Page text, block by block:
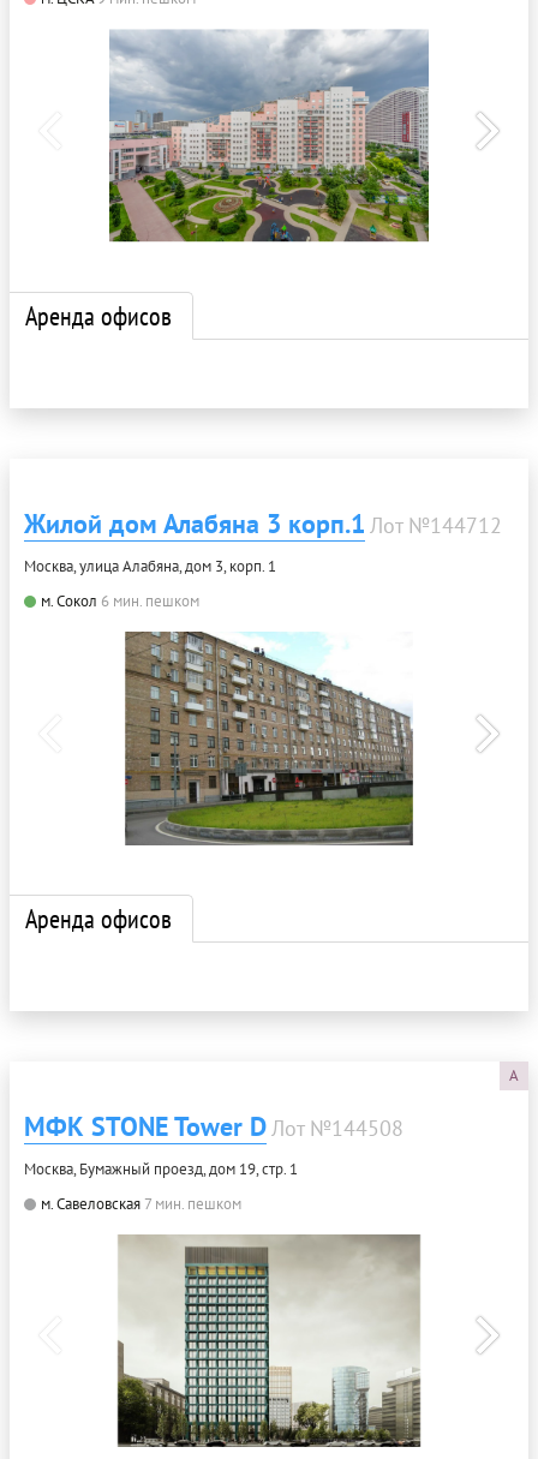
Аренда офисов
Жилой дом Алабяна 3 корп.1 Лот №144712
Москва, улица Алабяна, дом 3, корп. 1
м. Сокол 6 мин. пешком
Аренда офисов
A
МФК STONE Tower D Лот №144508
Москва, Бумажный проезд, дом 19, стр. 1
м. Савеловская 7 мин. пешком